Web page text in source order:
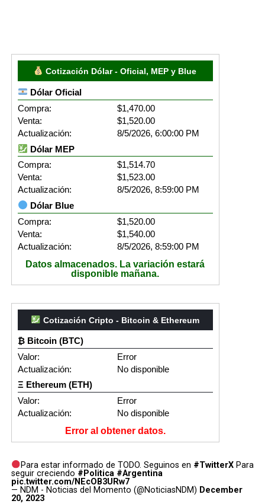
Cotización Dólar - Oficial, MEP y Blue
Dólar Oficial
Compra:
$1,470.00
Venta:
$1,520.00
Actualización:
8/5/2026, 6:00:00 PM
Dólar MEP
Compra:
$1,514.70
Venta:
$1,523.00
Actualización:
8/5/2026, 8:59:00 PM
Dólar Blue
Compra:
$1,520.00
Venta:
$1,540.00
Actualización:
8/5/2026, 8:59:00 PM
Datos almacenados. La variación estará
disponible mañana.
Cotización Cripto - Bitcoin & Ethereum
₿ Bitcoin (BTC)
Valor:
Error
Actualización:
No disponible
Ξ Ethereum (ETH)
Valor:
Error
Actualización:
No disponible
Error al obtener datos.
Para estar informado de TODO. Seguinos en #TwitterX Para
seguir creciendo #Politica #Argentina
pic.twitter.com/NEcOB3URw7
— NDM - Noticias del Momento (@NoticiasNDM) December
20, 2023